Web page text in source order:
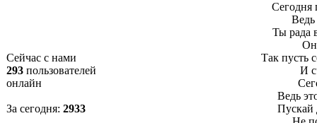
Сейчас с нами
293 пользователей
онлайн
За сегодня: 2933
Сегодня
Ведь
Ты рада
Так пусть
И
Ведь
Пускай